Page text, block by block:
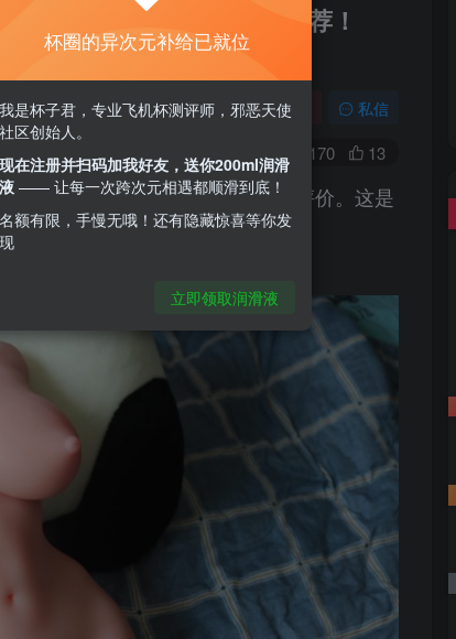
娘（大身体）测评 四星推荐！
关注 私信
170 13
大身体——lovefactor美乳牛娘的评价。这是
模，芜湖起飞。
杯圈的异次元补给已就位
我是杯子君，专业飞机杯测评师，邪恶天使
社区创始人。
现在注册并扫码加我好友，送你200ml润滑
液 —— 让每一次跨次元相遇都顺滑到底！
名额有限，手慢无哦！还有隐藏惊喜等你发
现
立即领取润滑液